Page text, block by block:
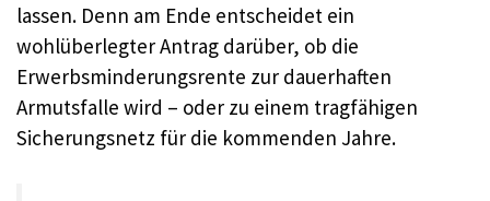
lassen. Denn am Ende entscheidet ein
wohlüberlegter Antrag darüber, ob die
Erwerbsminderungsrente zur dauerhaften
Armutsfalle wird – oder zu einem tragfähigen
Sicherungsnetz für die kommenden Jahre.